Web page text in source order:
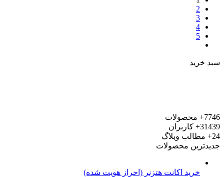
2
3
4
5
سبد خرید
7746+
محصولات
31439+
کاربران
24+
مطالب وبلاگ
جدیدترین محصولات
خرید اکانت هتزنر (احراز هویت شده)